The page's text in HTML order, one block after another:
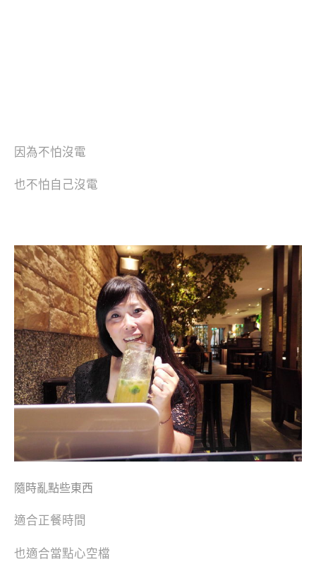
因為不怕沒電
也不怕自己沒電
隨時亂點些東西
適合正餐時間
也適合當點心空檔